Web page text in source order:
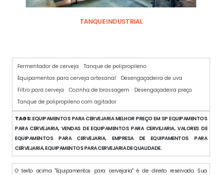
TANQUE INDUSTRIAL
Fermentador de cerveja
Tanque de polipropileno
Equipamentos para cerveja artesanal
Desengaçadeira de uva
Filtro para cerveja
Cozinha de brassagem
Desengaçadeira preço
Tanque de polipropileno com agitador
TAGS:EQUIPAMENTOS PARA CERVEJARIA MELHOR PREÇO EM SP EQUIPAMENTOS
PARA CERVEJARIA, VENDAS DE EQUIPAMENTOS PARA CERVEJARIA, VALORES DE
EQUIPAMENTOS PARA CERVEJARIA, EMPRESA DE EQUIPAMENTOS PARA
CERVEJARIA, EQUIPAMENTOS PARA CERVEJARIA DE QUALIDADE.
O texto acima "Equipamentos para cervejaria" é de direito reservado. Sua